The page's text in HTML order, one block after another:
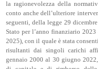
la ragionevolezza della
conto anche dell’ulteriore
seguenti, della legge 29
Stato per l’anno finanziario
2025), con il quale è stata
risultanti dai singoli carichi
gennaio 2000 al 30 giugno